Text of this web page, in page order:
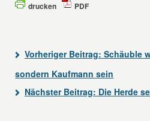
drucken PDF
Vorheriger Beitrag: Schäuble
sondern Kaufmann sein
Nächster Beitrag: Die Herde